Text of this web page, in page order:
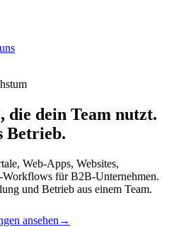
die dein Team nutzt.
Betrieb.
Web-Apps, Websites,
für B2B-Unternehmen.
und Betrieb aus einem Team.
ansehen →